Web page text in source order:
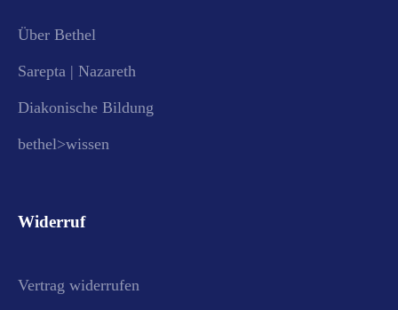
Über Bethel
Sarepta | Nazareth
Diakonische Bildung
bethel>wissen
Widerruf
Vertrag widerrufen